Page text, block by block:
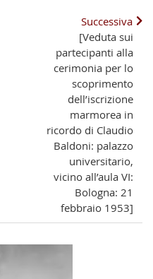
Successiva
[Veduta sui
partecipanti alla
cerimonia per lo
scoprimento
dell’iscrizione
marmorea in
ricordo di Claudio
Baldoni: palazzo
universitario,
vicino all’aula VI:
Bologna: 21
febbraio 1953]